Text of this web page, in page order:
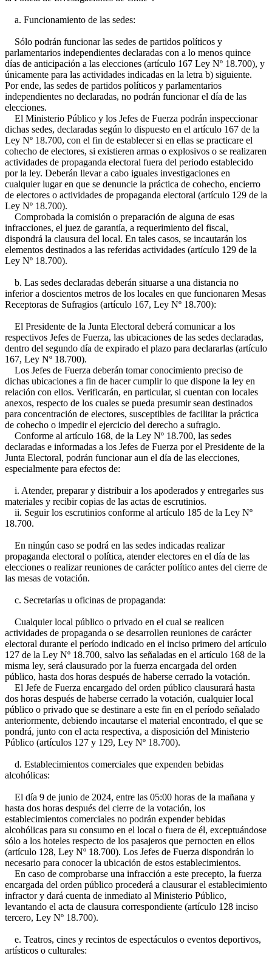
a. Funcionamiento de las sedes:
Sólo podrán funcionar las sedes de partidos políticos y
parlamentarios independientes declaradas con a lo menos quince
días de anticipación a las elecciones (artículo 167 Ley Nº 18.700), y
únicamente para las actividades indicadas en la letra b) siguiente.
Por ende, las sedes de partidos políticos y parlamentarios
independientes no declaradas, no podrán funcionar el día de las
elecciones.
El Ministerio Público y los Jefes de Fuerza podrán inspeccionar
dichas sedes, declaradas según lo dispuesto en el artículo 167 de la
Ley Nº 18.700, con el fin de establecer si en ellas se practicare el
cohecho de electores, si existieren armas o explosivos o se realizaren
actividades de propaganda electoral fuera del periodo establecido
por la ley. Deberán llevar a cabo iguales investigaciones en
cualquier lugar en que se denuncie la práctica de cohecho, encierro
de electores o actividades de propaganda electoral (artículo 129 de la
Ley Nº 18.700).
Comprobada la comisión o preparación de alguna de esas
infracciones, el juez de garantía, a requerimiento del fiscal,
dispondrá la clausura del local. En tales casos, se incautarán los
elementos destinados a las referidas actividades (artículo 129 de la
Ley Nº 18.700).
b. Las sedes declaradas deberán situarse a una distancia no
inferior a doscientos metros de los locales en que funcionaren Mesas
Receptoras de Sufragios (artículo 167, Ley Nº 18.700):
El Presidente de la Junta Electoral deberá comunicar a los
respectivos Jefes de Fuerza, las ubicaciones de las sedes declaradas,
dentro del segundo día de expirado el plazo para declararlas (artículo
167, Ley Nº 18.700).
Los Jefes de Fuerza deberán tomar conocimiento preciso de
dichas ubicaciones a fin de hacer cumplir lo que dispone la ley en
relación con ellos. Verificarán, en particular, si cuentan con locales
anexos, respecto de los cuales se pueda presumir sean destinados
para concentración de electores, susceptibles de facilitar la práctica
de cohecho o impedir el ejercicio del derecho a sufragio.
Conforme al artículo 168, de la Ley Nº 18.700, las sedes
declaradas e informadas a los Jefes de Fuerza por el Presidente de la
Junta Electoral, podrán funcionar aun el día de las elecciones,
especialmente para efectos de:
i. Atender, preparar y distribuir a los apoderados y entregarles sus
materiales y recibir copias de las actas de escrutinios.
ii. Seguir los escrutinios conforme al artículo 185 de la Ley Nº
18.700.
En ningún caso se podrá en las sedes indicadas realizar
propaganda electoral o política, atender electores en el día de las
elecciones o realizar reuniones de carácter político antes del cierre de
las mesas de votación.
c. Secretarías u oficinas de propaganda:
Cualquier local público o privado en el cual se realicen
actividades de propaganda o se desarrollen reuniones de carácter
electoral durante el período indicado en el inciso primero del artículo
127 de la Ley Nº 18.700, salvo las señaladas en el artículo 168 de la
misma ley, será clausurado por la fuerza encargada del orden
público, hasta dos horas después de haberse cerrado la votación.
El Jefe de Fuerza encargado del orden público clausurará hasta
dos horas después de haberse cerrado la votación, cualquier local
público o privado que se destinare a este fin en el período señalado
anteriormente, debiendo incautarse el material encontrado, el que se
pondrá, junto con el acta respectiva, a disposición del Ministerio
Público (artículos 127 y 129, Ley Nº 18.700).
d. Establecimientos comerciales que expenden bebidas
alcohólicas:
El día 9 de junio de 2024, entre las 05:00 horas de la mañana y
hasta dos horas después del cierre de la votación, los
establecimientos comerciales no podrán expender bebidas
alcohólicas para su consumo en el local o fuera de él, exceptuándose
sólo a los hoteles respecto de los pasajeros que pernocten en ellos
(artículo 128, Ley Nº 18.700). Los Jefes de Fuerza dispondrán lo
necesario para conocer la ubicación de estos establecimientos.
En caso de comprobarse una infracción a este precepto, la fuerza
encargada del orden público procederá a clausurar el establecimiento
infractor y dará cuenta de inmediato al Ministerio Público,
levantando el acta de clausura correspondiente (artículo 128 inciso
tercero, Ley Nº 18.700).
e. Teatros, cines y recintos de espectáculos o eventos deportivos,
artísticos o culturales: